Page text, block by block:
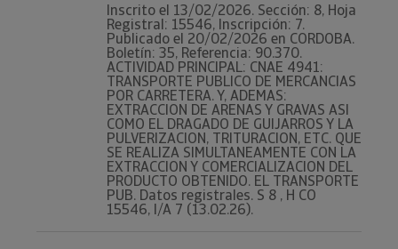
Inscrito el 13/02/2026. Sección: 8, Hoja
Registral: 15546, Inscripción: 7.
Publicado el 20/02/2026 en CORDOBA.
Boletín: 35, Referencia: 90.370.
ACTIVIDAD PRINCIPAL: CNAE 4941:
TRANSPORTE PUBLICO DE MERCANCIAS
POR CARRETERA. Y, ADEMAS:
EXTRACCION DE ARENAS Y GRAVAS ASI
COMO EL DRAGADO DE GUIJARROS Y LA
PULVERIZACION, TRITURACION, ETC. QUE
SE REALIZA SIMULTANEAMENTE CON LA
EXTRACCION Y COMERCIALIZACION DEL
PRODUCTO OBTENIDO. EL TRANSPORTE
PUB. Datos registrales. S 8 , H CO
15546, I/A 7 (13.02.26).